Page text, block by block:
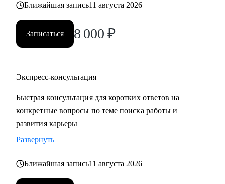
пути
Основные специализации, с которыми работаю:
• Продажи/торговля
• Медицина/фармацевтика
• Строительство, недвижимость
• Туризм, гостиницы, рестораны
• Искусство, развлечения, массмедиа
• Спортивные клубы, фитнес, салоны красоты
• Административный персонал
Карьера — не марафон, а экосистема. Я помогу вам
выстроить её устойчиво, грамотно и с опорой на себя.
Ближайшая запись11 августа 2026
Записаться 8 000 ₽
Экспресс-консультация
Быстрая консультация для коротких ответов на
конкретные вопросы по теме поиска работы и
развития карьеры
Развернуть
Ближайшая запись11 августа 2026